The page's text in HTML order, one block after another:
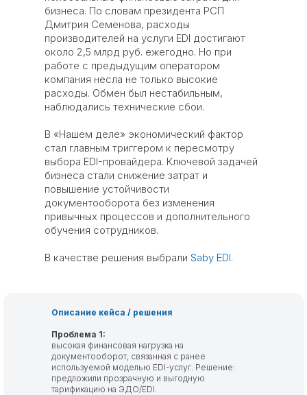
бизнеса. По словам президента РСП
Дмитрия Семенова, расходы
производителей на услуги EDI достигают
около 2,5 млрд руб. ежегодно. Но при
работе с предыдущим оператором
компания несла не только высокие
расходы. Обмен был нестабильным,
наблюдались технические сбои.
В «Нашем деле» экономический фактор
стал главным триггером к пересмотру
выбора EDI-провайдера. Ключевой задачей
бизнеса стали снижение затрат и
повышение устойчивости
документооборота без изменения
привычных процессов и дополнительного
обучения сотрудников.
В качестве решения выбрали Saby EDI.
Описание кейса / решения
Проблема 1:
высокая финансовая нагрузка на
документооборот, связанная с ранее
используемой моделью EDI-услуг. Решение:
предложили прозрачную и выгодную
тарификацию на ЭДО/EDI.